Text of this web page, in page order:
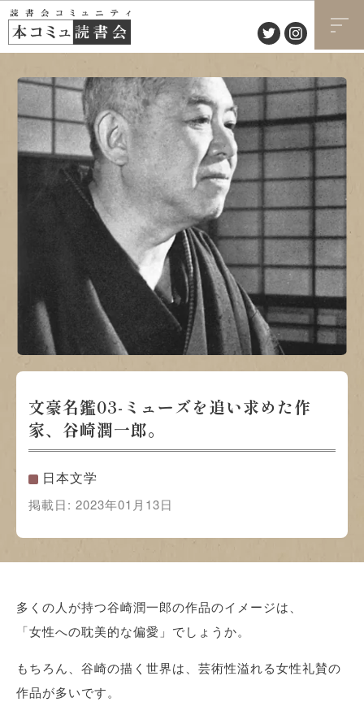
文豪名鑑03-ミューズを追い求めた作
家、谷崎潤一郎。
日本文学
掲載日: 2023年01月13日
多くの人が持つ谷崎潤一郎の作品のイメージは、
「女性への耽美的な偏愛」でしょうか。
もちろん、谷崎の描く世界は、芸術性溢れる女性礼賛の
作品が多いです。